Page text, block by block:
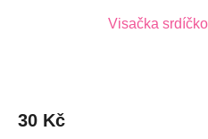
Visačka
30 Kč